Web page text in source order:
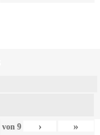
von9 › »